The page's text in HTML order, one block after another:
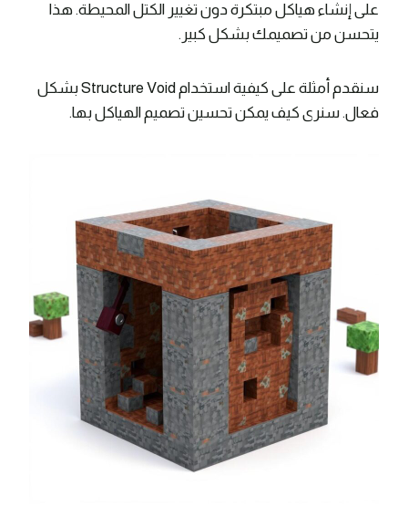
على إنشاء هياكل مبتكرة دون تغيير الكتل المحيطة. هذا
يتحسن من تصميمك بشكل كبير.
سنقدم أمثلة على كيفية استخدام Structure Void بشكل
فعال. سنرى كيف يمكن تحسين تصميم الهياكل بها.